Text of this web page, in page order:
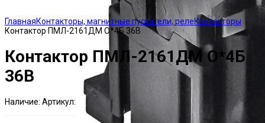
ГлавнаяКонтакторы, магнитные пускатели, релеКонтакторы
Контактор ПМЛ-2161ДМ О*4Б 36В
Контактор ПМЛ-2161ДМ О*4Б
36В
Наличие: Есть на складе
Артикул:
ЭТАЛ0209302